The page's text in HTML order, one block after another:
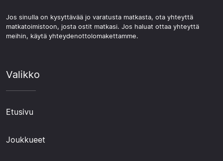
Jos sinulla on kysyttävää jo varatusta matkasta, ota yhteyttä
matkatoimistoon, josta ostit matkasi. Jos haluat ottaa yhteyttä
meihin, käytä yhteydenottolomakettamme.
Valikko
Etusivu
Joukkueet